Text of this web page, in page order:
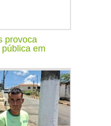
provoca
em